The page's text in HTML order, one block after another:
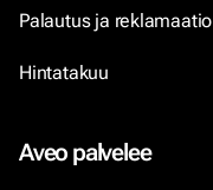
Palautus ja reklamaatio
Hintatakuu
Aveo palvelee